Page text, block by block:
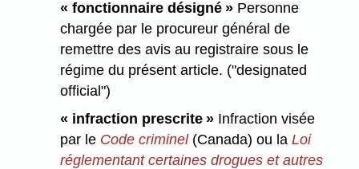
« fonctionnaire désigné » Personne
chargée par le procureur général de
remettre des avis au registraire sous le
régime du présent article. ("designated
official")
« infraction prescrite » Infraction visée
par le Code criminel(Canada) ou laLoi
réglementant certaines drogues et autres